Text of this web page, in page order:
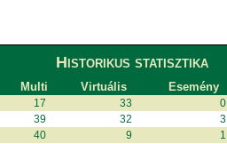
Historikus statisztika
Multi Virtuális Esemény
17 33 0
39 32 3
40 9 1